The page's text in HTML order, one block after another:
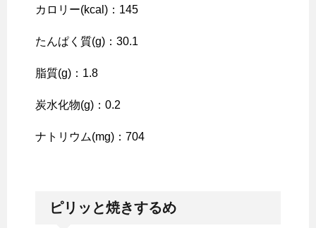
カロリー(kcal)：145
たんぱく質(g)：30.1
脂質(g)：1.8
炭水化物(g)：0.2
ナトリウム(mg)：704
ピリッと焼きするめ